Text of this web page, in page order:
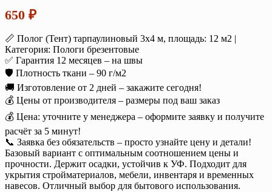
650 ₽
📏 Полог (Тент) тарпаулиновый 3х4 м, площадь: 12 м2 |
Категория: Пологи брезентовые
✅ Гарантия 12 месяцев – на швы
🛡️ Плотность ткани – 90 г/м2
🚚 Изготовление от 2 дней – закажите сегодня!
💰 Цены от производителя – размеры под ваш заказ
💰 Цена: уточните у менеджера – оформите заявку и получите
расчёт за 5 минут!
📞 Заявка без обязательств – просто узнайте цену и детали!
Базовый вариант с оптимальным соотношением цены и
прочности. Держит осадки, устойчив к УФ. Подходит для
укрытия стройматериалов, мебели, инвентаря и временных
навесов. Отличный выбор для бытового использования.